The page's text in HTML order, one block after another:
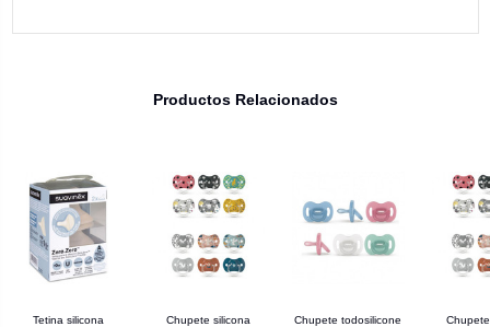
Productos Relacionados
Tetina silicona
Chupete silicona
Chupete todosilicone